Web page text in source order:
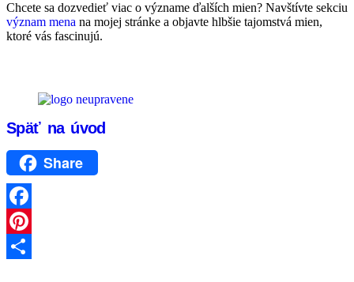
Chcete sa dozvedieť viac o význame ďalších mien? Navštívte sekciu
význam mena na mojej stránke a objavte hlbšie tajomstvá mien,
ktoré vás fascinujú.
Späť na úvod
Share
Facebook
Pinterest